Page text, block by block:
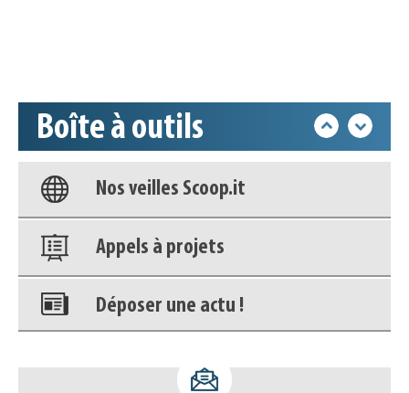
Boîte à outils
Base documentaire
Nos veilles Scoop.it
Appels à projets
Déposer une actu !
déconnecter)